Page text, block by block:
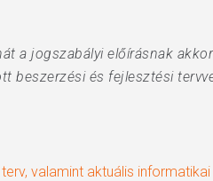
a jogszabályi előírásnak
beszerzési és fejlesztési
valamint aktuális